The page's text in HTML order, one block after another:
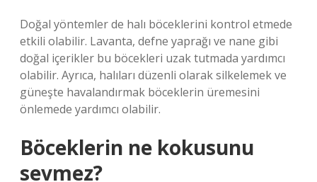
Doğal yöntemler de halı böceklerini kontrol etmede
etkili olabilir. Lavanta, defne yaprağı ve nane gibi
doğal içerikler bu böcekleri uzak tutmada yardımcı
olabilir. Ayrıca, halıları düzenli olarak silkelemek ve
güneşte havalandırmak böceklerin üremesini
önlemede yardımcı olabilir.
Böceklerin ne kokusunu
sevmez?